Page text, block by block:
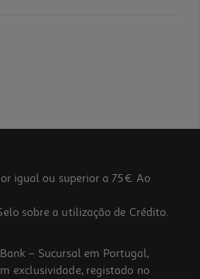
igual ou superior a 75€. Ao
sobre a utilização de Crédito.
– Sucursal em Portugal,
exclusividade, registado no